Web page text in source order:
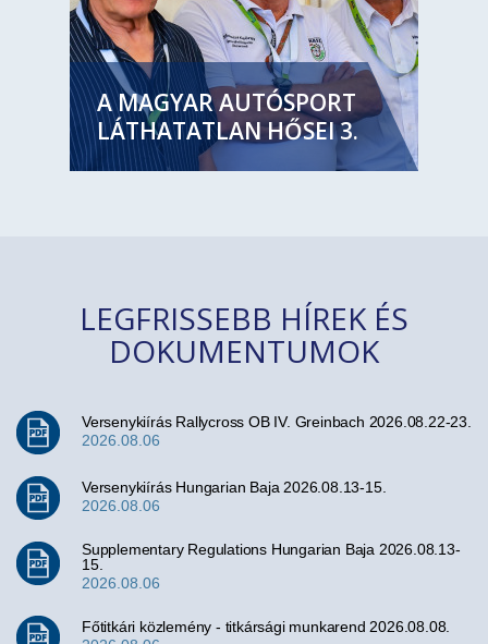
A MAGYAR AUTÓSPORT
LÁTHATATLAN HŐSEI 3.
LEGFRISSEBB HÍREK ÉS
DOKUMENTUMOK
Versenykiírás Rallycross OB IV. Greinbach 2026.08.22-23.
2026.08.06
Versenykiírás Hungarian Baja 2026.08.13-15.
2026.08.06
Supplementary Regulations Hungarian Baja 2026.08.13-
15.
2026.08.06
Főtitkári közlemény - titkársági munkarend 2026.08.08.